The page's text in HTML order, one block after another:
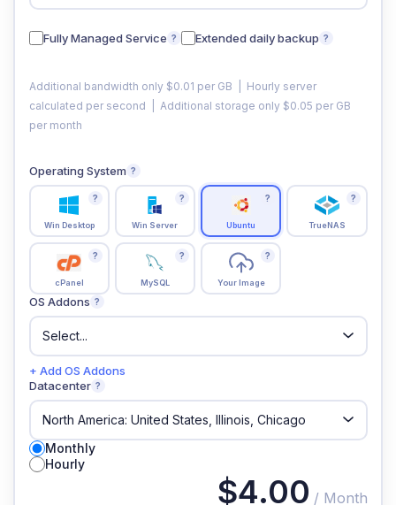
Fully Managed Service ? Extended daily backup ?
Additional bandwidth only $0.01 per GB | Hourly server
calculated per second | Additional storage only $0.05 per GB
per month
Operating System ?
Win Desktop
?
Win Server
?
Ubuntu
?
TrueNAS
?
cPanel
?
MySQL
?
Your Image
?
OS Addons ?
+ Add OS Addons
Datacenter ?
Monthly
Hourly
$4.00 / Month